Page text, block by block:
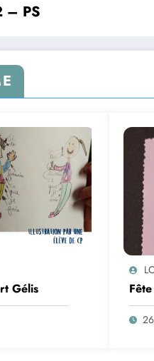
– PS
Gélis